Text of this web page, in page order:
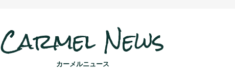
Carmel News
カーメルニュース